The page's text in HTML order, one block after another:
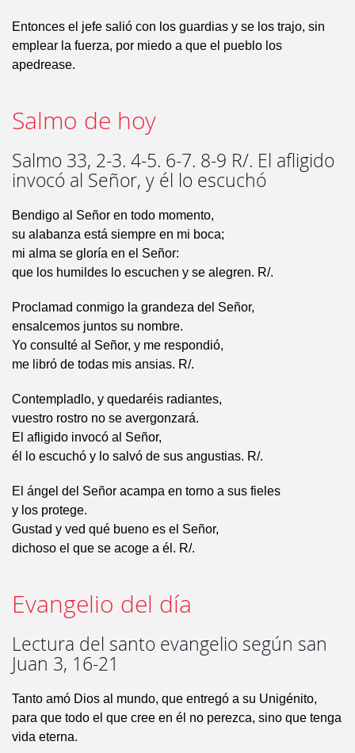
Entonces el jefe salió con los guardias y se los trajo, sin
emplear la fuerza, por miedo a que el pueblo los
apedrease.
Salmo de hoy
Salmo 33, 2-3. 4-5. 6-7. 8-9 R/. El afligido
invocó al Señor, y él lo escuchó
Bendigo al Señor en todo momento,
su alabanza está siempre en mi boca;
mi alma se gloría en el Señor:
que los humildes lo escuchen y se alegren. R/.
Proclamad conmigo la grandeza del Señor,
ensalcemos juntos su nombre.
Yo consulté al Señor, y me respondió,
me libró de todas mis ansias. R/.
Contempladlo, y quedaréis radiantes,
vuestro rostro no se avergonzará.
El afligido invocó al Señor,
él lo escuchó y lo salvó de sus angustias. R/.
El ángel del Señor acampa en torno a sus fieles
y los protege.
Gustad y ved qué bueno es el Señor,
dichoso el que se acoge a él. R/.
Evangelio del día
Lectura del santo evangelio según san
Juan 3, 16-21
Tanto amó Dios al mundo, que entregó a su Unigénito,
para que todo el que cree en él no perezca, sino que tenga
vida eterna.